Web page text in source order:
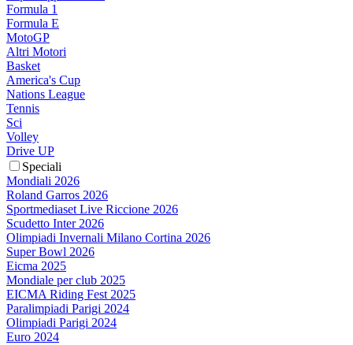
Formula 1
Formula E
MotoGP
Altri Motori
Basket
America's Cup
Nations League
Tennis
Sci
Volley
Drive UP
Speciali
Mondiali 2026
Roland Garros 2026
Sportmediaset Live Riccione 2026
Scudetto Inter 2026
Olimpiadi Invernali Milano Cortina 2026
Super Bowl 2026
Eicma 2025
Mondiale per club 2025
EICMA Riding Fest 2025
Paralimpiadi Parigi 2024
Olimpiadi Parigi 2024
Euro 2024